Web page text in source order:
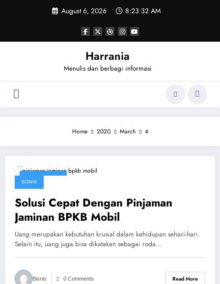
August 6, 2026 8:23:32 AM
Harrania
Menulis dan berbagi informasi
Home 2020 March 4
BISNIS
Solusi Cepat Dengan Pinjaman
Jaminan BPKB Mobil
Uang merupakan kebutuhan krusial dalam kehidupan sehari-hari.
Selain itu, uang juga bisa dikatakan sebagai roda…
Bisnis 0 Comments Read More